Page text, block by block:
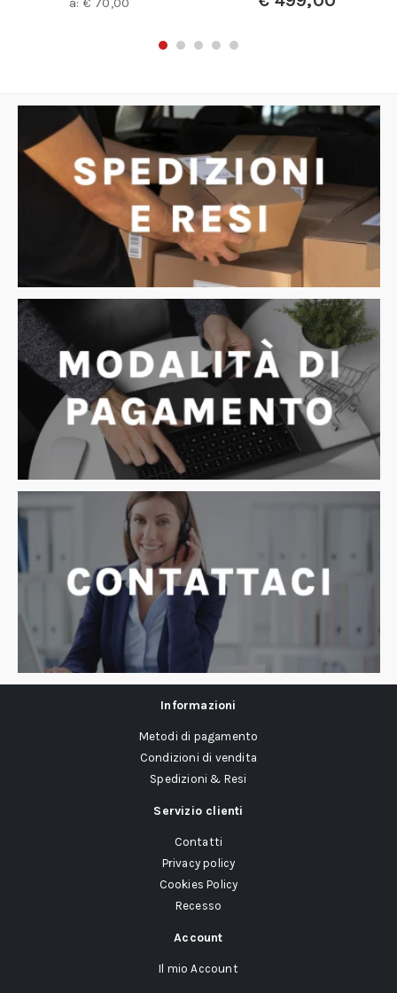
Informazioni
Metodi di pagamento
Condizioni di vendita
Spedizioni & Resi
Servizio clienti
Contatti
Privacy policy
Cookies Policy
Recesso
Account
Il mio Account